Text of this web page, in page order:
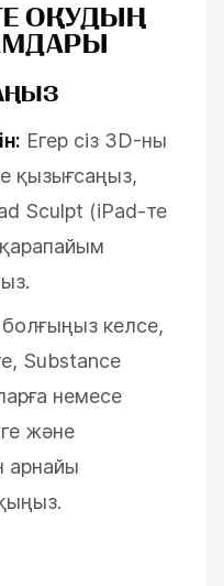
ОҚУДЫҢ
Егер сіз 3D-ны
қызығсаңыз,
Sculpt (iPad-те
болғыңыз келсе,
Substance
немесе
және
арнайы